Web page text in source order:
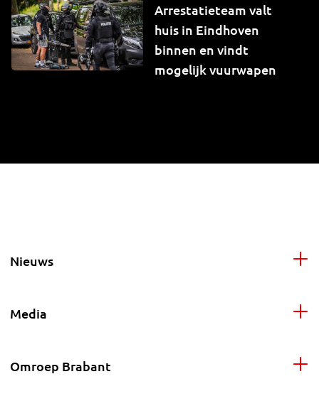
Arrestatieteam valt
huis in Eindhoven
binnen en vindt
mogelijk vuurwapen
Nieuws
Media
Omroep Brabant